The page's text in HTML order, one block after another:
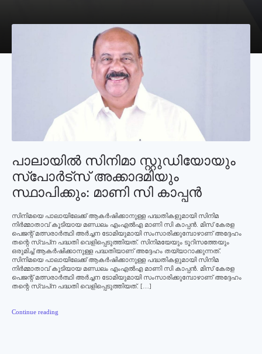
പാലായില്‍ സിനിമാ സ്റ്റുഡിയോയും
സ്‌പോര്‍ട്‌സ് അക്കാദമിയും
സ്ഥാപിക്കും: മാണി സി കാപ്പന്‍
സിനിമയെ പാലായിലേക്ക് ആകര്‍ഷിക്കാനുള്ള പദ്ധതികളുമായി സിനിമ
നിര്‍മ്മാതാവ് കൂടിയായ മണ്ഡലം എംഎല്‍എ മാണി സി കാപ്പന്‍. മിസ് കേരള
പെജന്റ് മത്സരാര്‍ത്ഥി അര്‍ച്ചന ടോമിയുമായി സംസാരിക്കുമ്പോഴാണ് അദ്ദേഹം
തന്റെ സ്വപ്‌ന പദ്ധതി വെളിപ്പെടുത്തിയത്. സിനിമയേയും ടൂറിസത്തേയും
ഒരുമിച്ച് ആകര്‍ഷിക്കാനുള്ള പദ്ധതിയാണ് അദ്ദേഹം തയ്യാറാക്കുന്നത്.
സിനിമയെ പാലായിലേക്ക് ആകര്‍ഷിക്കാനുള്ള പദ്ധതികളുമായി സിനിമ
നിര്‍മ്മാതാവ് കൂടിയായ മണ്ഡലം എംഎല്‍എ മാണി സി കാപ്പന്‍. മിസ് കേരള
പെജന്റ് മത്സരാര്‍ത്ഥി അര്‍ച്ചന ടോമിയുമായി സംസാരിക്കുമ്പോഴാണ് അദ്ദേഹം
തന്റെ സ്വപ്‌ന പദ്ധതി വെളിപ്പെടുത്തിയത്. […]
Continue reading